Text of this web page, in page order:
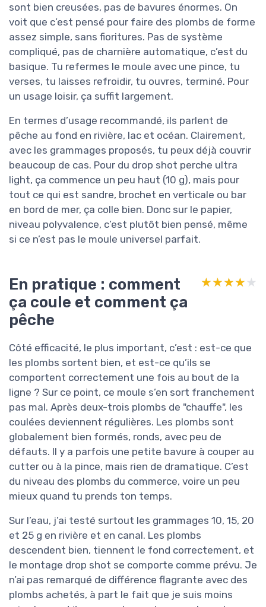
sont bien creusées, pas de bavures énormes. On
voit que c’est pensé pour faire des plombs de forme
assez simple, sans fioritures. Pas de système
compliqué, pas de charnière automatique, c’est du
basique. Tu refermes le moule avec une pince, tu
verses, tu laisses refroidir, tu ouvres, terminé. Pour
un usage loisir, ça suffit largement.
En termes d’usage recommandé, ils parlent de
pêche au fond en rivière, lac et océan. Clairement,
avec les grammages proposés, tu peux déjà couvrir
beaucoup de cas. Pour du drop shot perche ultra
light, ça commence un peu haut (10 g), mais pour
tout ce qui est sandre, brochet en verticale ou bar
en bord de mer, ça colle bien. Donc sur le papier,
niveau polyvalence, c’est plutôt bien pensé, même
si ce n’est pas le moule universel parfait.
En pratique : comment
ça coule et comment ça
pêche
★★★★★
★★★★★
Côté efficacité, le plus important, c’est : est-ce que
les plombs sortent bien, et est-ce qu’ils se
comportent correctement une fois au bout de la
ligne ? Sur ce point, ce moule s’en sort franchement
pas mal. Après deux-trois plombs de "chauffe", les
coulées deviennent régulières. Les plombs sont
globalement bien formés, ronds, avec peu de
défauts. Il y a parfois une petite bavure à couper au
cutter ou à la pince, mais rien de dramatique. C’est
du niveau des plombs du commerce, voire un peu
mieux quand tu prends ton temps.
Sur l’eau, j’ai testé surtout les grammages 10, 15, 20
et 25 g en rivière et en canal. Les plombs
descendent bien, tiennent le fond correctement, et
le montage drop shot se comporte comme prévu. Je
n’ai pas remarqué de différence flagrante avec des
plombs achetés, à part le fait que je suis moins